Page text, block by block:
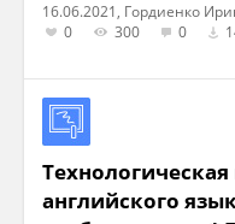
16.06.2021, Гордиенко
0
300 0
Технологическая
английского